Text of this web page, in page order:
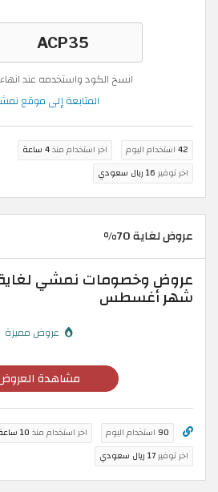
انسخ الكود واستخدمه عند
المتابعة إلى موقع
42 استخدام اليوم اخر استخدام منذ4 ساعة
اخر توفير 16 ريال سعودي
عروض لغاية 70%
شهر أغسطس
عروض مميزة
مشاهدة
90 استخدام اليوم اخر استخدام منذ 10 ساعة
اخر توفير17 ريال سعودي